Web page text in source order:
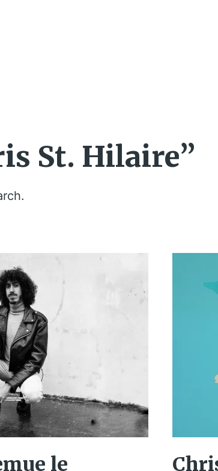
St. Hilaire”
le